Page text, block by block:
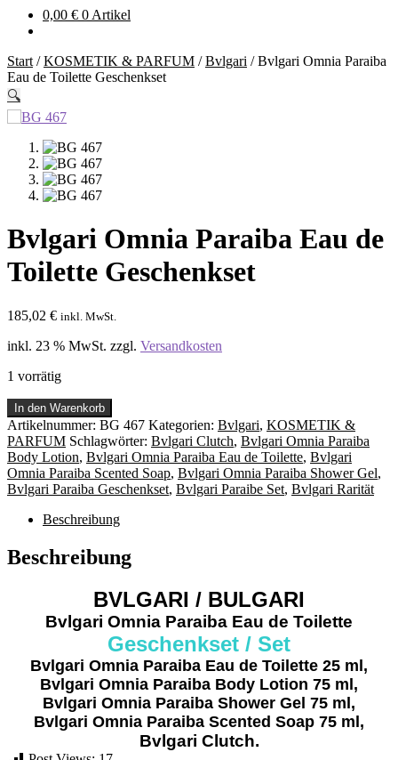
0,00 € 0 Artikel
Start /KOSMETIK & PARFUM /Bvlgari /Bvlgari Omnia Paraiba
Eau de Toilette Geschenkset
🔍
Bvlgari Omnia Paraiba Eau de
Toilette Geschenkset
185,02 € inkl. MwSt.
inkl. 23 % MwSt. zzgl. Versandkosten
1 vorrätig
Bvlgari
Omnia
Paraiba
Eau
de
Toilette
Geschenkset
Menge
In den Warenkorb
Artikelnummer: BG 467 Kategorien: Bvlgari, KOSMETIK &
PARFUM Schlagwörter: Bvlgari Clutch, Bvlgari Omnia Paraiba
Body Lotion, Bvlgari Omnia Paraiba Eau de Toilette, Bvlgari
Omnia Paraiba Scented Soap, Bvlgari Omnia Paraiba Shower Gel,
Bvlgari Paraiba Geschenkset, Bvlgari Paraibe Set, Bvlgari Rarität
Beschreibung
Beschreibung
BVLGARI / BULGARI
Bvlgari Omnia Paraiba Eau de Toilette
Geschenkset / Set
Bvlgari Omnia Paraiba Eau de Toilette 25 ml,
Bvlgari Omnia Paraiba Body Lotion 75 ml,
Bvlgari Omnia Paraiba Shower Gel 75 ml,
Bvlgari Omnia Paraiba Scented Soap 75 ml,
Bvlgari Clutch.